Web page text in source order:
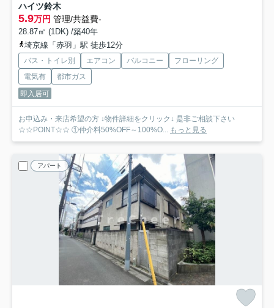
ハイツ鈴木
5.9万円 管理/共益費-
28.87㎡ (1DK) /築40年
埼京線「赤羽」駅 徒歩12分
バス・トイレ別 エアコン バルコニー
フローリング
電気有
都市ガス
即入居可
お申込み・来店希望の方 ↓物件詳細をクリック↓ 是非ご相談下さい
☆☆POINT☆☆ ①仲介料50%OFF～100%O...
もっと見る
アパート